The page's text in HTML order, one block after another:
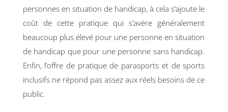
personnes en situation de handicap, à cela s’ajoute le
coût de cette pratique qui s’avère généralement
beaucoup plus élevé pour une personne en situation
de handicap que pour une personne sans handicap.
Enfin, l’offre de pratique de parasports et de sports
inclusifs ne répond pas assez aux réels besoins de ce
public.